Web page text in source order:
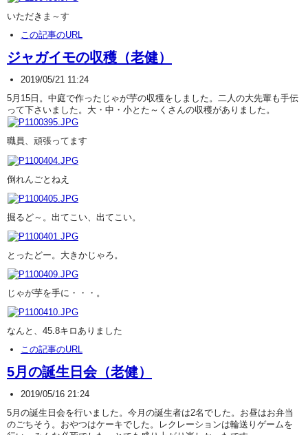
いただきま～す
この記事のURL
ジャガイモの収穫（老健）
2019/05/21 11:24
5月15日。中庭で作ったじゃが芋の収穫をしました。二人の大先輩も手伝
って下さいました。大・中・小とた～くさんの収穫がありました。
職員、頑張ってます
倒れんごとねえ
掘るど～。出てこい、出てこい。
とったどー。大きかじゃろ。
じゃが芋を手に・・・。
なんと、45.8キロありました
この記事のURL
5月の誕生日会（老健）
2019/05/16 21:24
5月の誕生日会を行いました。今月の誕生者は2名でした。お昼はお弁当
のごちそう。おやつはケーキでした。レクレーションは輪送りゲームを